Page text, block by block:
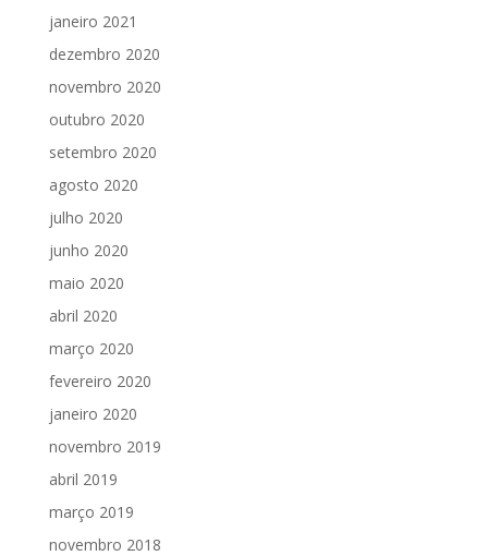
janeiro 2021
dezembro 2020
novembro 2020
outubro 2020
setembro 2020
agosto 2020
julho 2020
junho 2020
maio 2020
abril 2020
março 2020
fevereiro 2020
janeiro 2020
novembro 2019
abril 2019
março 2019
novembro 2018